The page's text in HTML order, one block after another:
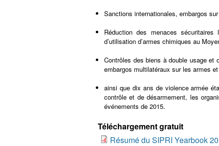
Sanctions internationales, embargos
Réduction des menaces
d’utilisation d’armes chimiques au
Contrôles des biens à double usage et
embargos multilatéraux sur les armes
ainsi que dix ans de violence armée
contrôle et de désarmement, les
événements de 2015.
Téléchargement gratuit
Résumé du SIPRI Yearbook